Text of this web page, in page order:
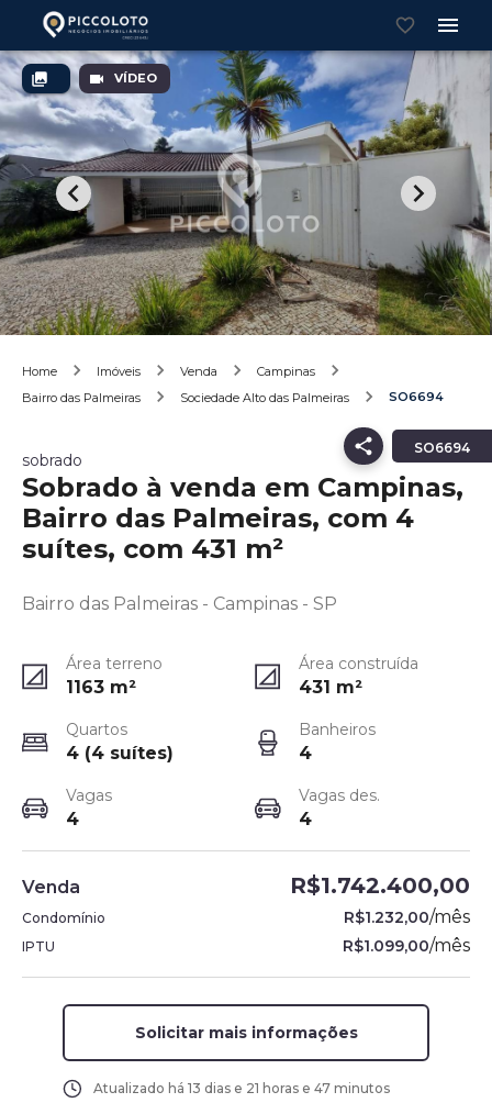
VÍDEO
Home Imóveis Venda
Campinas
Bairro das Palmeiras
Sociedade Alto das Palmeiras SO6694
SO6694
sobrado
Sobrado à venda em Campinas,
Bairro das Palmeiras, com 4
suítes, com 431 m²
Bairro das Palmeiras - Campinas - SP
Área terreno
1163 m²
Área construída
431 m²
Quartos
4 (4 suítes)
Banheiros
4
Vagas
4
Vagas des.
4
Venda R$1.742.400,00
Condomínio R$1.232,00/mês
IPTU R$1.099,00/mês
Solicitar mais informações
Atualizado há 13 dias e 21 horas e 47 minutos